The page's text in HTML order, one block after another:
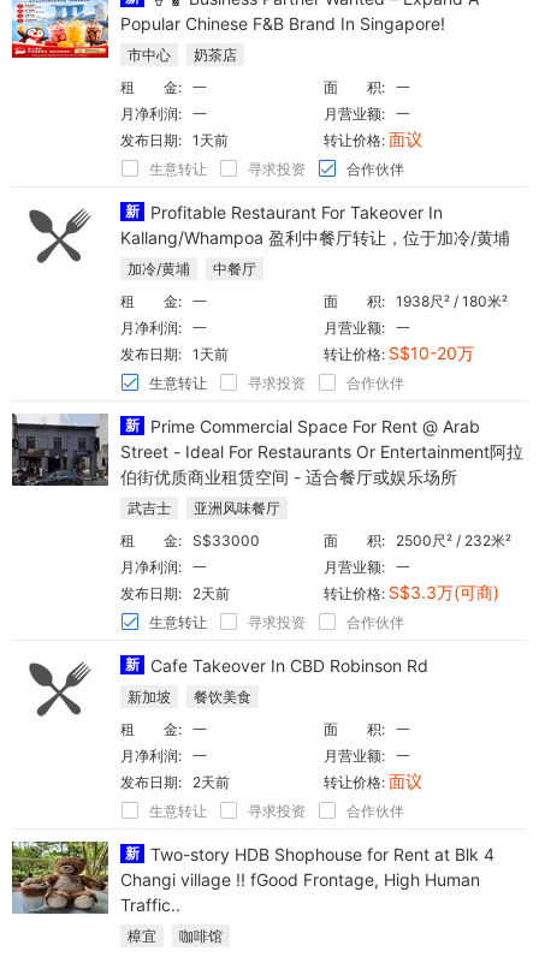
Popular Chinese F&B Brand In Singapore!
市中心
奶茶店
面 积: 一
租 金: 一
月营业额: 一
月净利润: 一
转让价格: 面议
发布日期: 1天前
生意转让
寻求投资 合作伙伴
新
Profitable Restaurant For Takeover In
Kallang/Whampoa 盈利中餐厅转让，位于加冷/黄埔
加冷/黄埔
中餐厅
面 积: 1938尺² / 180米²
租 金: 一
月营业额: 一
月净利润: 一
转让价格: S$10-20万
发布日期: 1天前
生意转让
寻求投资 合作伙伴
新
Prime Commercial Space For Rent @ Arab
Street - Ideal For Restaurants Or Entertainment阿拉
伯街优质商业租赁空间 - 适合餐厅或娱乐场所
武吉士
亚洲风味餐厅
面 积:
2500尺² / 232米²
租 金: S$33000
月营业额: 一
月净利润: 一
转让价格: S$3.3万(可商)
发布日期:
2天前
生意转让
寻求投资 合作伙伴
新 Cafe Takeover In CBD Robinson Rd
新加坡
餐饮美食
面 积: 一
租 金: 一
月营业额: 一
月净利润: 一
转让价格: 面议
发布日期:
2天前
生意转让
寻求投资 合作伙伴
新 Two-story HDB Shophouse for Rent at Blk 4
Changi village !! fGood Frontage, High Human
Traffic..
樟宜
咖啡馆